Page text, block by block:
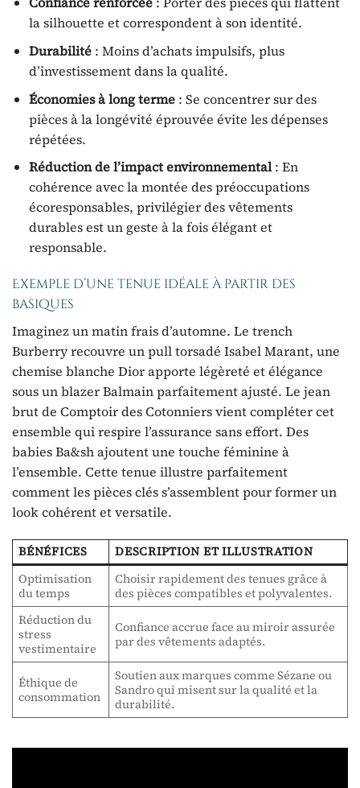
la silhouette et correspondent à son identité.
Durabilité: Moins d’achats impulsifs, plus
d’investissement dans la qualité.
Économies à long terme: Se concentrer sur des
pièces à la longévité éprouvée évite les dépenses
répétées.
Réduction de l’impact environnemental: En
cohérence avec la montée des préoccupations
écoresponsables, privilégier des vêtements
durables est un geste à la fois élégant et
responsable.
Exemple d’une tenue idéale à partir des
basiques
Imaginez un matin frais d’automne. Le trench
Burberry recouvre un pull torsadé Isabel Marant, une
chemise blanche Dior apporte légèreté et élégance
sous un blazer Balmain parfaitement ajusté. Le jean
brut de Comptoir des Cotonniers vient compléter cet
ensemble qui respire l’assurance sans effort. Des
babies Ba&sh ajoutent une touche féminine à
l’ensemble. Cette tenue illustre parfaitement
comment les pièces clés s’assemblent pour former un
look cohérent et versatile.
BÉNÉFICES
DESCRIPTION ET ILLUSTRATION
Optimisation
du temps
Choisir rapidement des tenues grâce à
des pièces compatibles et polyvalentes.
Réduction du
stress
vestimentaire
Confiance accrue face au miroir assurée
par des vêtements adaptés.
Éthique de
consommation
Soutien aux marques comme Sézane ou
Sandro qui misent sur la qualité et la
durabilité.